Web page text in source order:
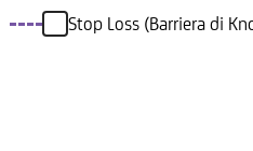
Stop Loss (Barriera di